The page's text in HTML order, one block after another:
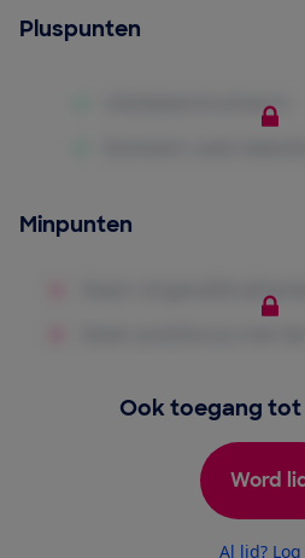
Pluspunten
Minpunten
Ook toegang
Word lid
Al lid?